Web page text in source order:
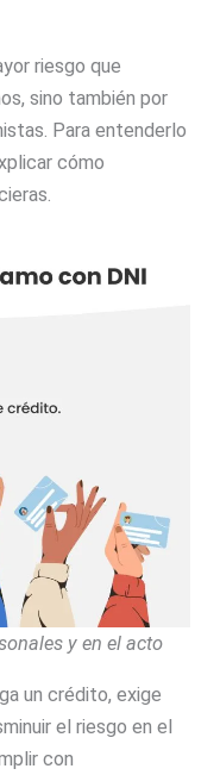
riesgo que
sino también por
Para entenderlo
cómo
y en el acto
un crédito, exige
el riesgo en el
con